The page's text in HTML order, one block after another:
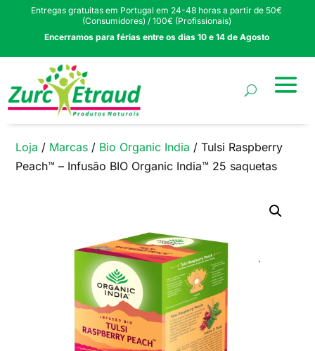
Entregas gratuitas em Portugal em 24-48 horas a partir de 50€
(Consumidores) / 100€ (Profissionais)
Encerramos para férias entre os dias 10 e 14 de Agosto
Loja / Marcas / Bio Organic India / Tulsi Raspberry
Peach™ – Infusão BIO Organic India™ 25 saquetas